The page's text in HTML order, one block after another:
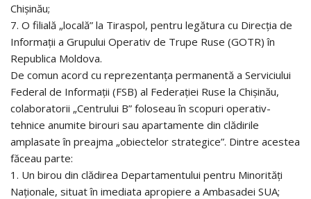
Chișinău;
7. O filială „locală” la Tiraspol, pentru legătura cu Direcția de
Informații a Grupului Operativ de Trupe Ruse (GOTR) în
Republica Moldova.
De comun acord cu reprezentanța permanentă a Serviciului
Federal de Informații (FSB) al Federației Ruse la Chișinău,
colaboratorii „Centrului B” foloseau în scopuri operativ-
tehnice anumite birouri sau apartamente din clădirile
amplasate în preajma „obiectelor strategice”. Dintre acestea
făceau parte:
1. Un birou din clădirea Departamentului pentru Minorități
Naționale, situat în imediata apropiere a Ambasadei SUA;